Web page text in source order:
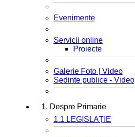
Evenimente
Servicii online
Proiecte
Galerie Foto | Video
Sedinte publice - Video
1. Despre Primarie
1.1 LEGISLAȚIE